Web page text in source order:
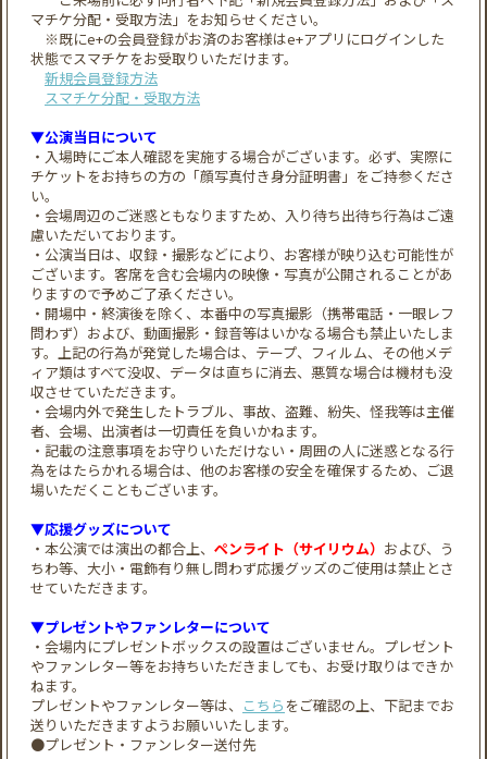
マチケ分配・受取方法」をお知らせください。
※既にe+の会員登録がお済のお客様はe+アプリにログインした
状態でスマチケをお受取りいただけます。
新規会員登録方法
スマチケ分配・受取方法
▼公演当日について
・入場時にご本人確認を実施する場合がございます。必ず、実際に
チケットをお持ちの方の「顔写真付き身分証明書」をご持参くださ
い。
・会場周辺のご迷惑ともなりますため、入り待ち出待ち行為はご遠
慮いただいております。
・公演当日は、収録・撮影などにより、お客様が映り込む可能性が
ございます。客席を含む会場内の映像・写真が公開されることがあ
りますので予めご了承ください。
・開場中・終演後を除く、本番中の写真撮影（携帯電話・一眼レフ
問わず）および、動画撮影・録音等はいかなる場合も禁止いたしま
す。上記の行為が発覚した場合は、テープ、フィルム、その他メデ
ィア類はすべて没収、データは直ちに消去、悪質な場合は機材も没
収させていただきます。
・会場内外で発生したトラブル、事故、盗難、紛失、怪我等は主催
者、会場、出演者は一切責任を負いかねます。
・記載の注意事項をお守りいただけない・周囲の人に迷惑となる行
為をはたらかれる場合は、他のお客様の安全を確保するため、ご退
場いただくこともございます。
▼応援グッズについて
・本公演では演出の都合上、 ペンライト（サイリウム） および、う
ちわ等、大小・電飾有り無し問わず応援グッズのご使用は禁止とさ
せていただきます。
▼プレゼントやファンレターについて
・会場内にプレゼントボックスの設置はございません。プレゼント
やファンレター等をお持ちいただきましても、お受け取りはできか
ねます。
プレゼントやファンレター等は、 こちら をご確認の上、下記までお
送りいただきますようお願いいたします。
●プレゼント・ファンレター送付先